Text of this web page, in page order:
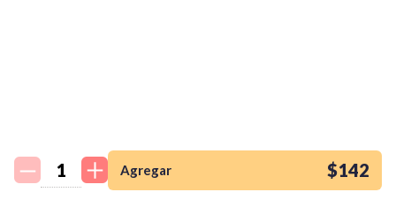
tienda así para mi
emprendimiento!Agregar $142